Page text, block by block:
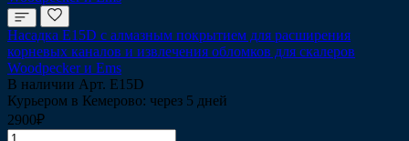
Насадка Е15D с алмазным покрытием для расширения
корневых каналов и извлечения обломков для скалеров
Woodpecker и Ems
В наличии Арт. Е15D
Курьером в Кемерово: через 5 дней
2900₽